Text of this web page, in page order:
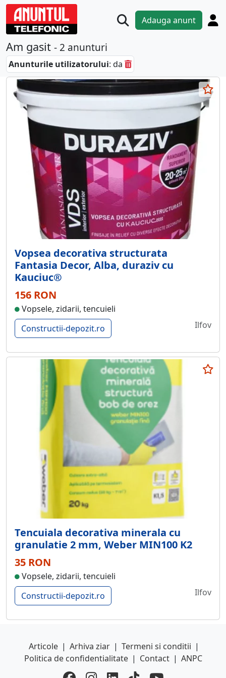
Adauga anunt
Am gasit - 2 anunturi
Anunturile utilizatorului: da
Vopsea decorativa structurata
Fantasia Decor, Alba, duraziv cu
Kauciuc®
156 RON
Vopsele, zidarii, tencuieli
Constructii-depozit.ro
Ilfov
Tencuiala decorativa minerala cu
granulatie 2 mm, Weber MIN100 K2
35 RON
Vopsele, zidarii, tencuieli
Constructii-depozit.ro
Ilfov
Articole | Arhiva ziar | Termeni si conditii |
Politica de confidentialitate | Contact | ANPC